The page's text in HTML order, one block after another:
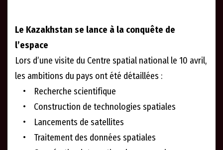
Le Kazakhstan se lance à la conquête de
l’espace
Lors d’une visite du Centre spatial national le 10 avril,
les ambitions du pays ont été détaillées :
• Recherche scientifique
• Construction de technologies spatiales
• Lancements de satellites
• Traitement des données spatiales